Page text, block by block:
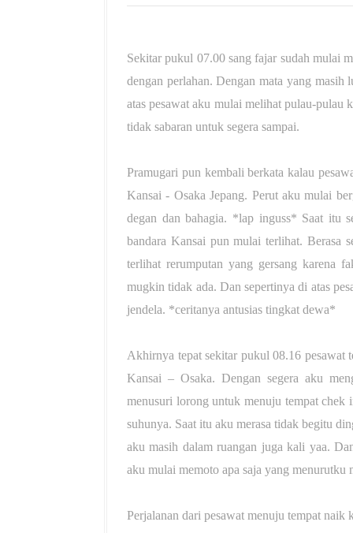
Sekitar pukul 07.00 sang fajar sudah mulai
dengan perlahan. Dengan mata yang
atas pesawat aku mulai melihat pulau-pulau
tidak sabaran untuk segera sampai.
Pramugari pun kembali berkata kalau
Kansai - Osaka Jepang. Perut aku mulai
degan dan bahagia. *lap inguss* Saat itu
bandara Kansai pun mulai terlihat. Berasa
terlihat rerumputan yang gersang karena
mugkin tidak ada. Dan sepertinya di atas
jendela. *ceritanya antusias tingkat dewa*
Akhirnya tepat sekitar pukul 08.16 pesawat
Kansai – Osaka. Dengan segera aku
menusuri lorong untuk menuju tempat
suhunya. Saat itu aku merasa tidak begitu
aku masih dalam ruangan juga kali yaa.
aku mulai memoto apa saja yang menurutku
Perjalanan dari pesawat menuju tempat naik